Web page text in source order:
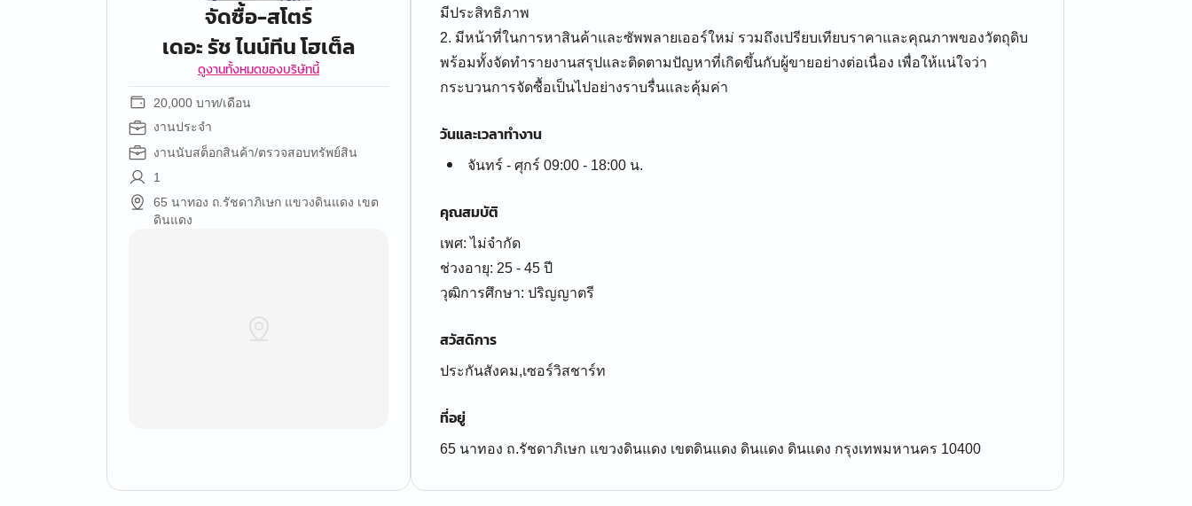
จัดซื้อ-สโตร์
เดอะ รัช ไนน์ทีน โฮเต็ล
ดูงานทั้งหมดของบริษัทนี้
20,000 บาท/เดือน
งานประจำ
งานนับสต็อกสินค้า/ตรวจสอบทรัพย์สิน
1
65 นาทอง ถ.รัชดาภิเษก แขวงดินแดง เขต
ดินแดง
มีประสิทธิภาพ
2. มีหน้าที่ในการหาสินค้าและซัพพลายเออร์ใหม่ รวมถึงเปรียบเทียบราคาและคุณภาพของวัตถุดิบ
พร้อมทั้งจัดทำรายงานสรุปและติดตามปัญหาที่เกิดขึ้นกับผู้ขายอย่างต่อเนื่อง เพื่อให้แน่ใจว่า
กระบวนการจัดซื้อเป็นไปอย่างราบรื่นและคุ้มค่า
วันและเวลาทำงาน
จันทร์ - ศุกร์ 09:00 - 18:00 น.
คุณสมบัติ
เพศ: ไม่จำกัด
ช่วงอายุ: 25 - 45 ปี
สวัสดิการ
ประกันสังคม,เซอร์วิสชาร์ท
ที่อยู่
65 นาทอง ถ.รัชดาภิเษก แขวงดินแดง เขตดินแดง ดินแดง ดินแดง กรุงเทพมหานคร 10400